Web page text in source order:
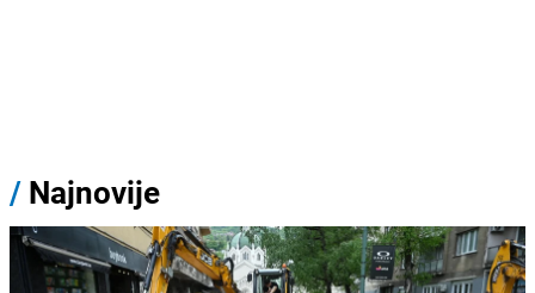
/ Najnovije